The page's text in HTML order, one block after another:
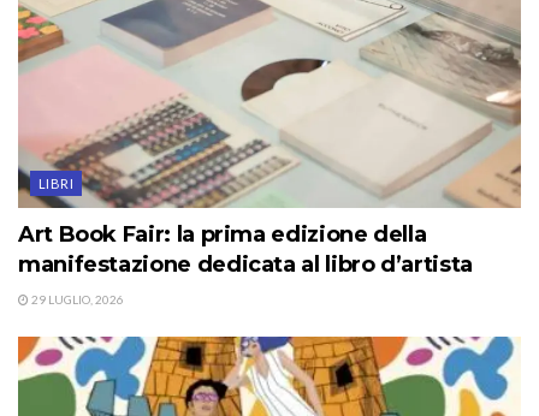
LIBRI
Art Book Fair: la prima edizione della
manifestazione dedicata al libro d’artista
29 LUGLIO, 2026